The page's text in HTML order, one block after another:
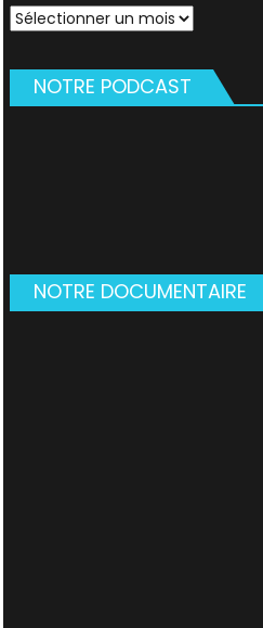
Archives
NOTRE PODCAST
NOTRE DOCUMENTAIRE